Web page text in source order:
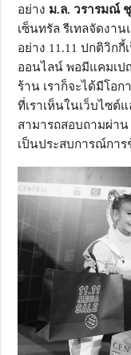
อย่าง ม.ล. วรารมณ์
เซ็นทรัล รีเทลจัดงา
อย่าง 11.11ปกติวิกกี้
ออนไลน์ พอมีแคมเป
ร้าน เราก็จะได้มีโอ
ที่เราเห็นในเว็บไซต์แ
สามารถสอบถามผ่าน
เป็นประสบการณ์การ